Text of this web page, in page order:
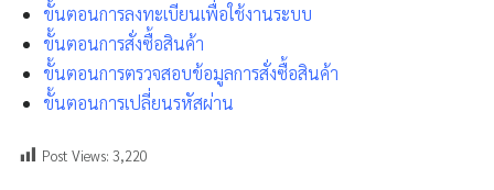
ขั้นตอนการลงทะเบียนเพื่อใช้งานระบบ
ขั้นตอนการสั่งซื้อสินค้า
ขั้นตอนการตรวจสอบข้อมูลการสั่งซื้อสินค้า
ขั้นตอนการเปลี่ยนรหัสผ่าน
Post Views: 3,220